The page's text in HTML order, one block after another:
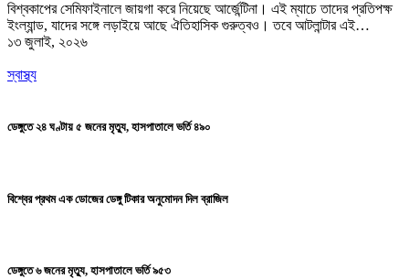
বিশ্বকাপের সেমিফাইনালে জায়গা করে নিয়েছে আর্জেন্টিনা। এই ম্যাচে তাদের প্রতিপক্ষ
ইংল্যান্ড, যাদের সঙ্গে লড়াইয়ে আছে ঐতিহাসিক গুরুত্বও। তবে আটলান্টার এই…
১৩ জুলাই, ২০২৬
স্বাস্থ্য
ডেঙ্গুতে ২৪ ঘণ্টায় ৫ জনের মৃত্যু, হাসপাতালে ভর্তি ৪৯০
বিশ্বের প্রথম এক ডোজের ডেঙ্গু টিকার অনুমোদন দিল ব্রাজিল
ডেঙ্গুতে ৬ জনের মৃত্যু, হাসপাতালে ভর্তি ৯৫৩